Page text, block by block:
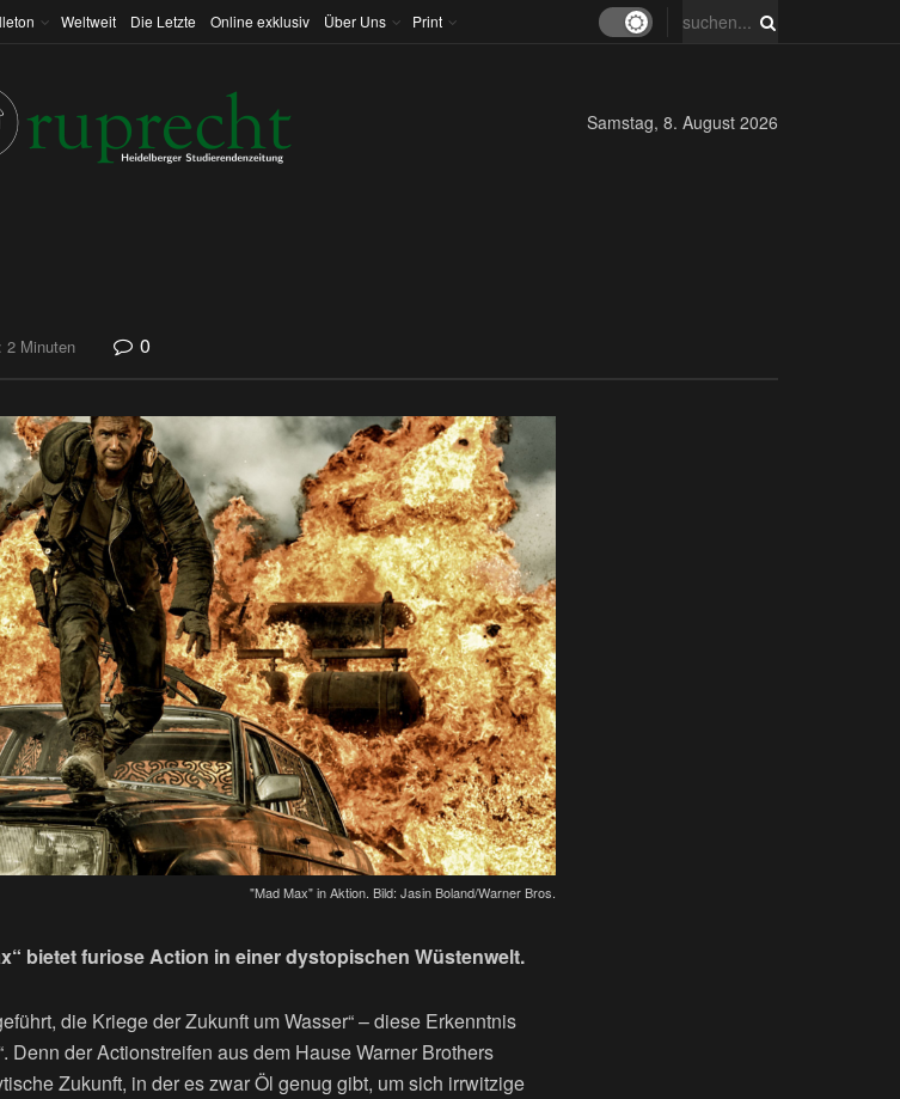
Weltweit Die Letzte Online exklusiv Über Uns Print
Samstag, 8. August 2026
2 Minuten 0
"Mad Max" in Aktion. Bild: Jasin Boland/Warner Bros.
bietet furiose Action in einer dystopischen Wüstenwelt.
die Kriege der Zukunft um Wasser“ – diese Erkenntnis
Denn der Actionstreifen aus dem Hause Warner Brothers
Zukunft, in der es zwar Öl genug gibt, um sich irrwitzige